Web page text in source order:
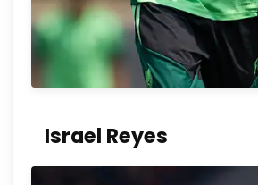
Israel Reyes